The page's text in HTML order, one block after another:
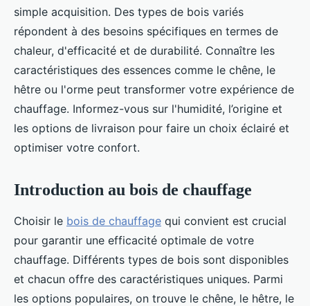
simple acquisition. Des types de bois variés
répondent à des besoins spécifiques en termes de
chaleur, d'efficacité et de durabilité. Connaître les
caractéristiques des essences comme le chêne, le
hêtre ou l'orme peut transformer votre expérience de
chauffage. Informez-vous sur l'humidité, l’origine et
les options de livraison pour faire un choix éclairé et
optimiser votre confort.
Introduction au bois de chauffage
Choisir le bois de chauffage qui convient est crucial
pour garantir une efficacité optimale de votre
chauffage. Différents types de bois sont disponibles
et chacun offre des caractéristiques uniques. Parmi
les options populaires, on trouve le chêne, le hêtre, le